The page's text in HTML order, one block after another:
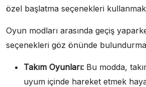
özel başlatma seçenekleri
Oyun modları arasında geçiş
seçenekleri göz önünde
Takım Oyunları: Bu modda,
uyum içinde hareket etmek